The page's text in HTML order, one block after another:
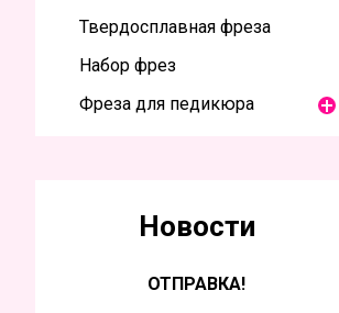
Твердосплавная фреза
Набор фрез
Фреза для педикюра
Новости
ОТПРАВКА!